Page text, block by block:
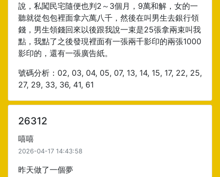
說，私闖民宅隨便也判2～3個月，9萬和解，女的一
聽就從包包裡面拿六萬八千，然後在叫男生去銀行領
錢，男生領錢回來以後跟我說一束是25張拿兩束叫我
點，我點了之後發現裡面有一張兩千影印的兩張1000
影印的，還有一張廣告紙。
號碼分析：02, 03, 04, 05, 07, 13, 14, 15, 17, 22, 25,
27, 29, 33, 36, 41, 61
26312
嘻嘻
2026-04-17 14:43:58
昨天做了一個夢